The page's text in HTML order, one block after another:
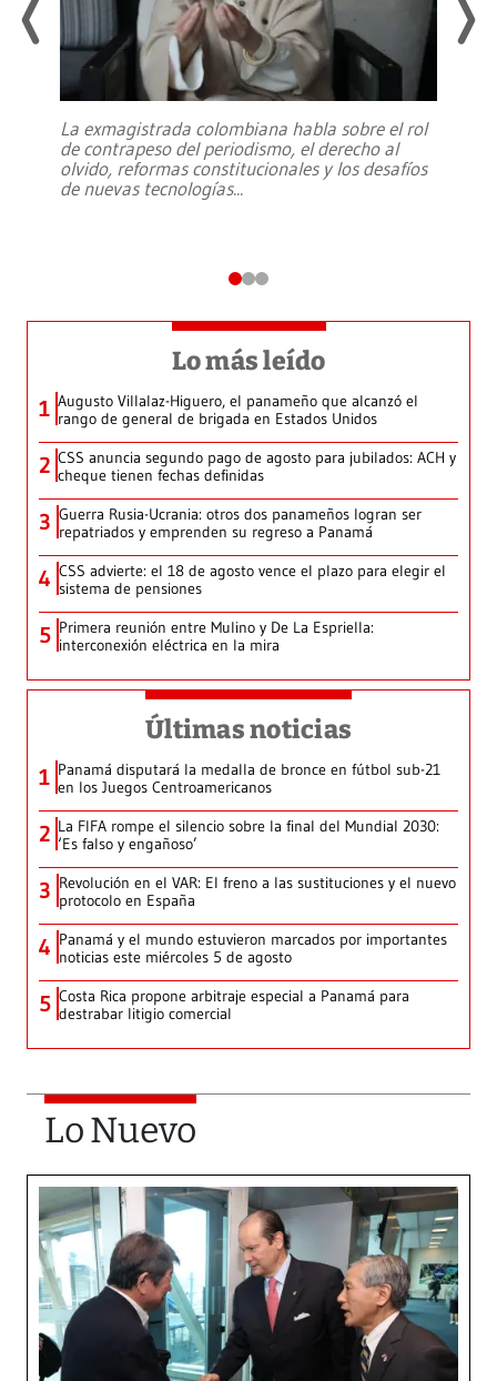
La exmagistrada colombiana habla sobre el rol
de contrapeso del periodismo, el derecho al
olvido, reformas constitucionales y los desafíos
de nuevas tecnologías...
Lo más leído
1 Augusto Villalaz-Higuero, el panameño que alcanzó el
rango de general de brigada en Estados Unidos
2 CSS anuncia segundo pago de agosto para jubilados: ACH y
cheque tienen fechas definidas
3 Guerra Rusia-Ucrania: otros dos panameños logran ser
repatriados y emprenden su regreso a Panamá
4 CSS advierte: el 18 de agosto vence el plazo para elegir el
sistema de pensiones
5 Primera reunión entre Mulino y De La Espriella:
interconexión eléctrica en la mira
Últimas noticias
1 Panamá disputará la medalla de bronce en fútbol sub-21
en los Juegos Centroamericanos
2 La FIFA rompe el silencio sobre la final del Mundial 2030:
‘Es falso y engañoso’
3 Revolución en el VAR: El freno a las sustituciones y el nuevo
protocolo en España
4 Panamá y el mundo estuvieron marcados por importantes
noticias este miércoles 5 de agosto
5 Costa Rica propone arbitraje especial a Panamá para
destrabar litigio comercial
Lo Nuevo